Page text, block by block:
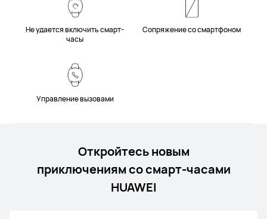
Не удается включить смарт-
часы
Сопряжение со смартфоном
Управление вызовами
Откройтесь новым
приключениям со смарт-часами
HUAWEI